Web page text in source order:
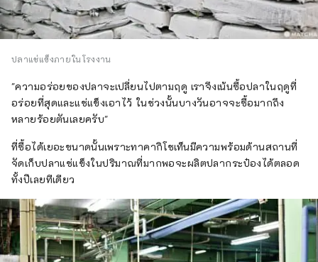
ปลาแช่แข็งภายในโรงงาน
"ความอร่อยของปลาจะเปลี่ยนไปตามฤดู เราจึงเน้นซื้อปลาในฤดูที่
อร่อยที่สุดและแช่แข็งเอาไว้ ในช่วงนั้นบางวันอาจจะซื้อมากถึง
หลายร้อยตันเลยครับ"
ที่ซื้อได้เยอะขนาดนั้นเพราะทาคากิโชเท็นมีความพร้อมด้านสถานที่
จัดเก็บปลาแช่แข็งในปริมาณที่มากพอจะผลิตปลากระป๋องได้ตลอด
ทั้งปีเลยทีเดียว